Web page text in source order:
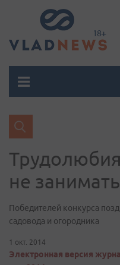
не занимать
Победителей конкурса
садовода и огородника
1 окт. 2014
Электронная версия